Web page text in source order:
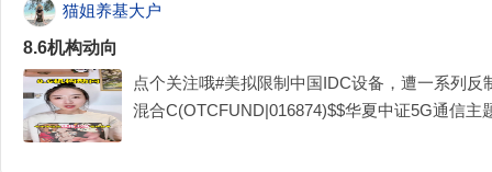
猫姐养基大户
8.6机构动向
点个关注哦#美拟限制中国IDC设备，遭一系列
混合C(OTCFUND|016874)$$华夏中证5G通信主